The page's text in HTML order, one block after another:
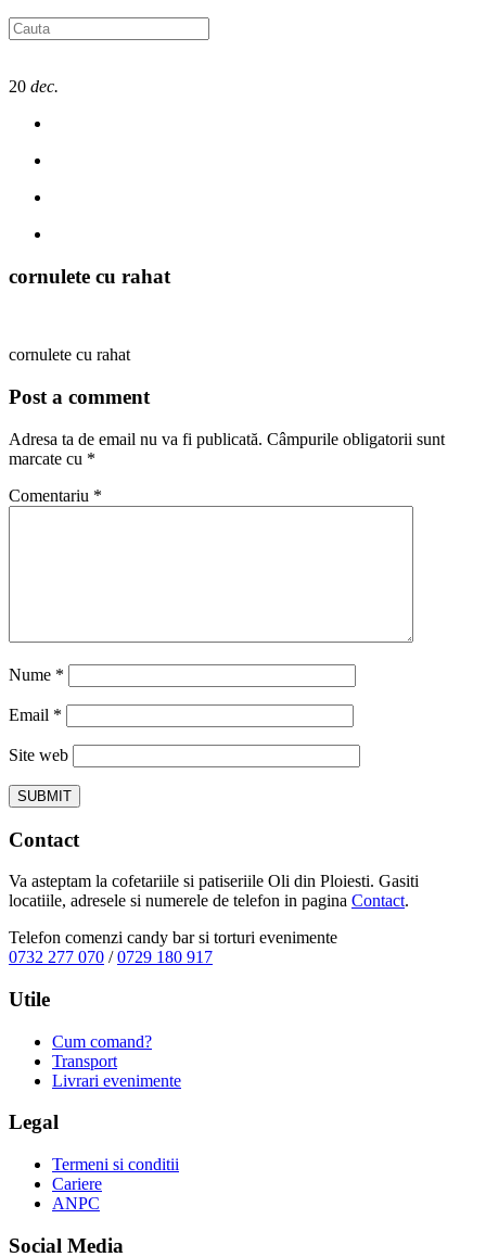
20 dec.
cornulete cu rahat
cornulete cu rahat
Post a comment
Adresa ta de email nu va fi publicată. Câmpurile obligatorii sunt
marcate cu *
Comentariu *
Nume *
Email *
Site web
Contact
Va asteptam la cofetariile si patiseriile Oli din Ploiesti. Gasiti
locatiile, adresele si numerele de telefon in pagina Contact.
Telefon comenzi candy bar si torturi evenimente
0732 277 070 /0729 180 917
Utile
Cum comand?
Transport
Livrari evenimente
Legal
Termeni si conditii
Cariere
ANPC
Social Media